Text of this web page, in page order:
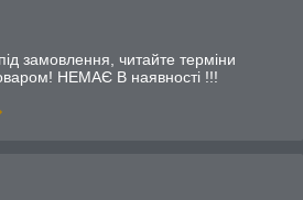
замовлення, читайте терміни
НЕМАЄ В наявності !!!